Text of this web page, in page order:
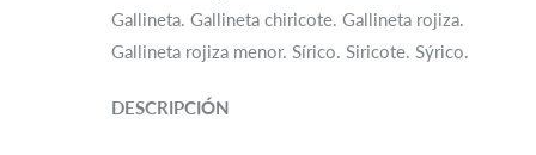
Gallineta. Gallineta chiricote. Gallineta rojiza.
Gallineta rojiza menor. Sírico. Siricote. Sýrico.
DESCRIPCIÓN